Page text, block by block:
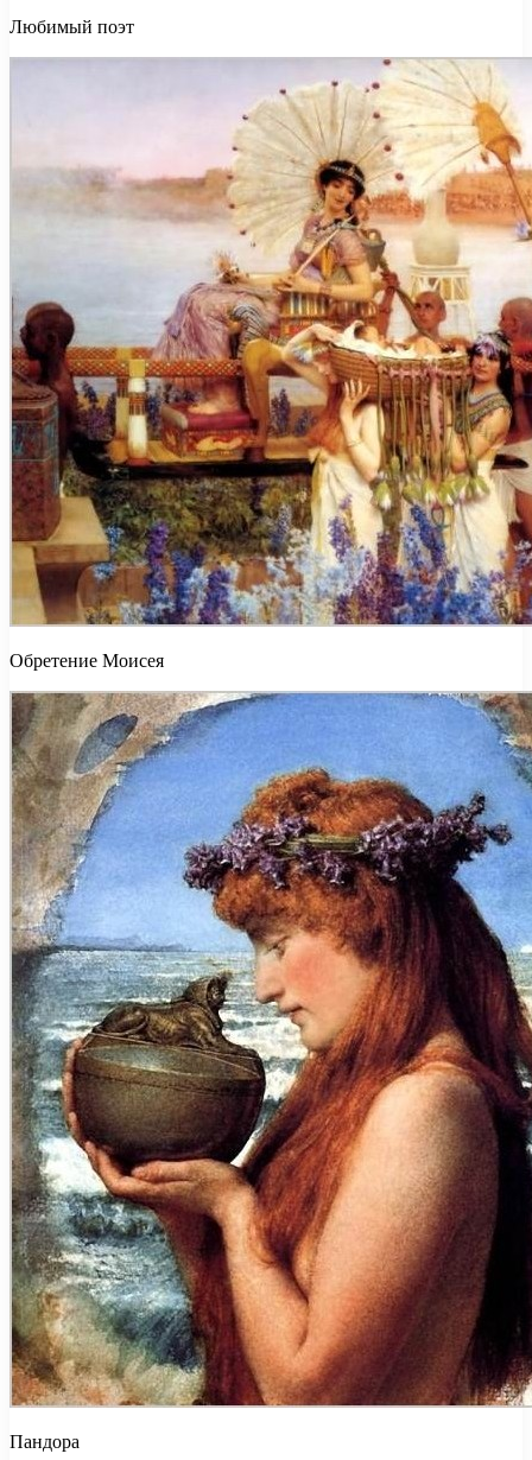
Любимый поэт
Обретение Моисея
Пандора